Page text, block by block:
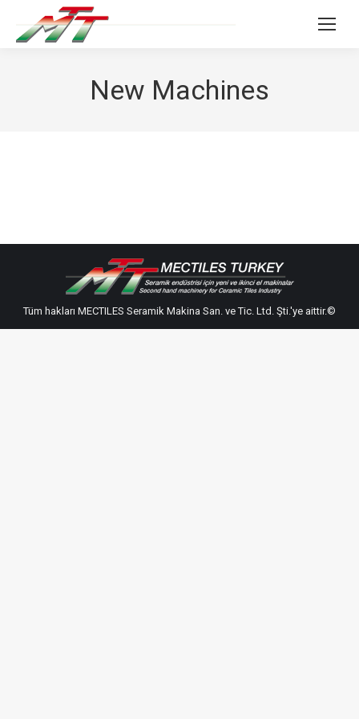
New Machines
Tüm hakları MECTILES Seramik Makina San. ve Tic. Ltd. Şti.'ye aittir.©